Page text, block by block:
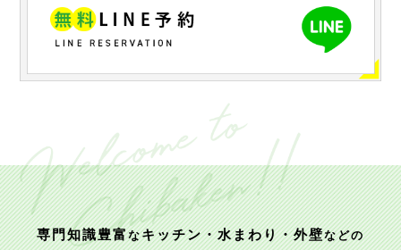
専門知識豊富なキッチン・水まわり・外壁などの